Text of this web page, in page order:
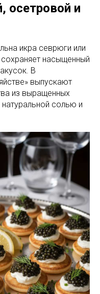
осетровой и
икра севрюги или
насыщенный
В
выпускают
из выращенных
солью и